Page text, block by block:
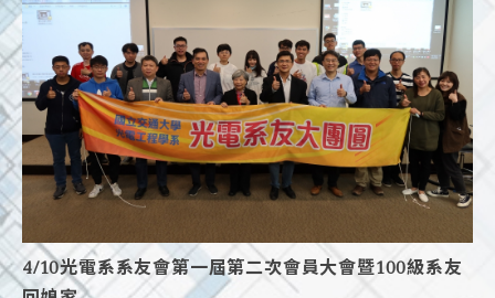
4/10光電系系友會第一屆第二次會員大會暨100級系友